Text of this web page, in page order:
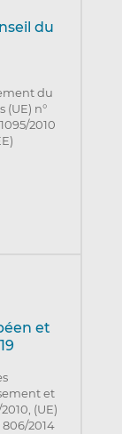
du
du
n°
2010
et
et
(UE)
806/2014